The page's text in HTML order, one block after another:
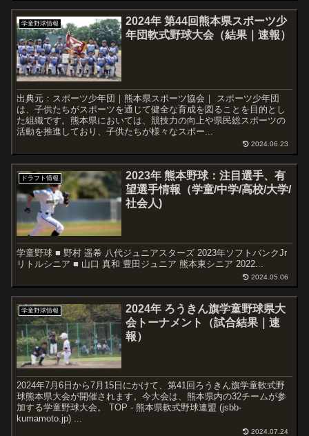
学童野球情報
2024年 第44回熊本県スポーツ少
年団軟式野球大会（結果｜速報）
出典元：スポーツ少年団｜熊本県スポーツ協会｜ スポーツ少年団
は、子供たちがスポーツを通じて健全な育成を図ることを目的とし
た組織です。熊本県においては、競技力の向上や県民総スポーツの
活動を推進しており、子供たちが様々なスポー...
2024.06.23
ドラフト情報
2023年 熊本野球：注目選手、有
望選手情報（学童/中学/高校/大学/
社会人)
学童野球 ■ 野村 遥希 八代ジュニアスターズ 2023年ソフトバンクJr
リトルシニア ■ 山口 真和 豊田ジュニア 熊本東シニア 2022...
2024.05.06
学童野球情報
2024年 ろうきん旗学童野球県大
会トーナメント（試合結果｜速
報）
2024年7月6日から7月15日にかけて、第41回ろうきん旗学童軟式野
球熊本県大会が開催されます。今大会は、熊本県内の32チームが参
加する学童野球大会。 TOP - 熊本県軟式野球連盟 (jsbb-
kumamoto.jp) ...
2024.07.24